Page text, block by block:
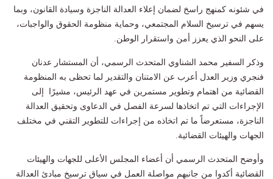
في شئونه كمنهج راسخ لضمان إعلاء العدالة الناجزة وسيادة القانون، وبما
يسهم في ترسيخ السلام المجتمعي، وحماية منظومة الحقوق والواجبات،
على النحو الذي يعزز أمن واستقرار الوطن.
‏‎وذكر السفير محمد الشناوي المتحدث الرسمي، أن المستشار عدنان
فنجري وزير العدل أعرب عن الامتنان والتقدير لما تحظى به المنظومة
القضائية من اهتمام وتطوير مستمرين في عهد الرئيس، مشيرًا إلى
الإجراءات التي تم اتخاذها لسرعة الفصل في الدعاوى وتحقيق العدالة
الناجزة، مستعرضاً ما تم اتخاذه من إجراءات للتطوير التقني في مختلف
الجهات والهيئات القضائية.
وأوضح المتحدث الرسمي أن أعضاء المجلس الأعلى للجهات والهيئات
القضائية أكدوا من جانبهم مواصلة العمل في سياق ترسيخ مبادئ العدالة